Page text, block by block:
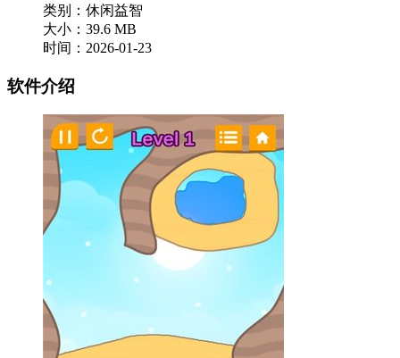
类别：休闲益智
大小：39.6 MB
时间：2026-01-23
软件介绍